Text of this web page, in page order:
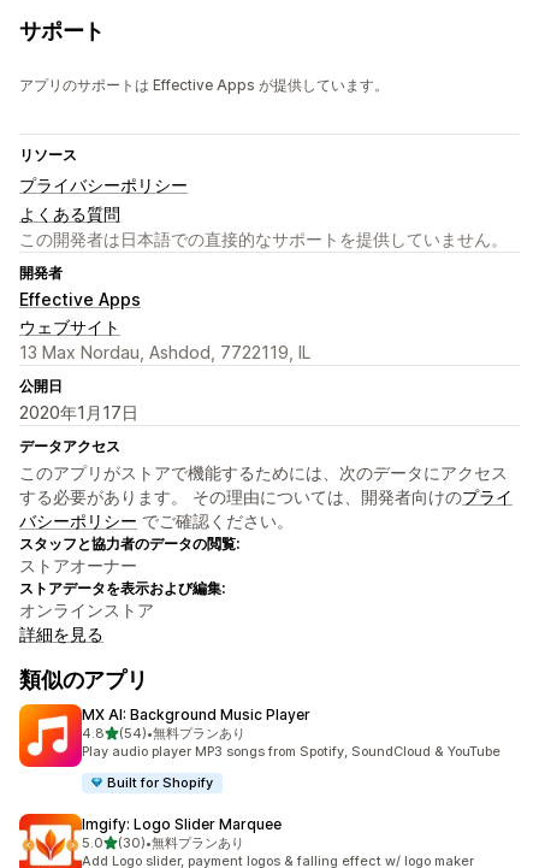
サポート
アプリのサポートは Effective Apps が提供しています。
リソース
プライバシーポリシー
よくある質問
この開発者は日本語での直接的なサポートを提供していません。
開発者
Effective Apps
ウェブサイト
13 Max Nordau, Ashdod, 7722119, IL
公開日
2020年1月17日
データアクセス
このアプリがストアで機能するためには、次のデータにアクセス
する必要があります。 その理由については、開発者向けのプライ
バシーポリシー でご確認ください。
スタッフと協力者のデータの閲覧:
ストアオーナー
ストアデータを表示および編集:
オンラインストア
詳細を見る
類似のアプリ
MX AI: Background Music Player
4.85つ星中
(54)
合計レビュー数：54件
•無料プランあり
Play audio player MP3 songs from Spotify, SoundCloud & YouTube
Built for Shopify
Imgify: Logo Slider Marquee
5.05つ星中
(30)
合計レビュー数：30件
•無料プランあり
Add Logo slider, payment logos & falling effect w/ logo maker